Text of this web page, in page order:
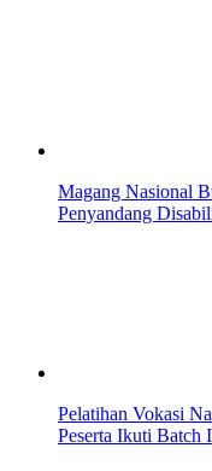
Magang Nasional
Penyandang
Pelatihan Vokasi
Peserta Ikuti Batch I